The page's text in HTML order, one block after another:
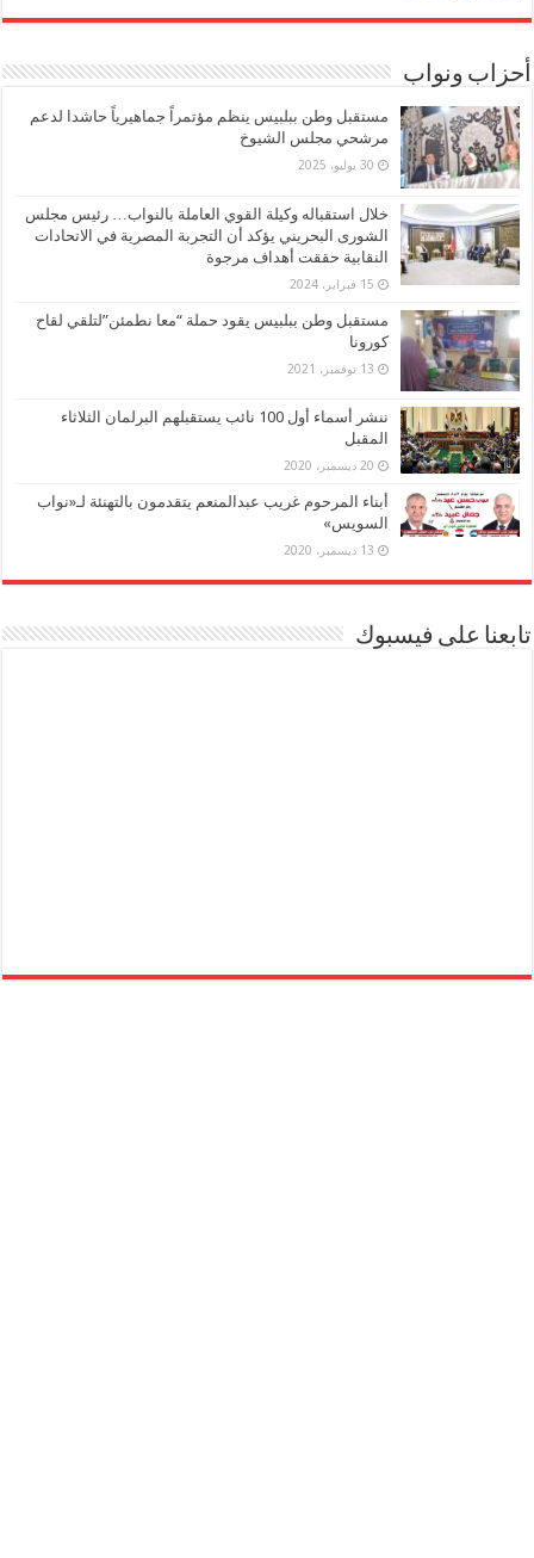
أحزاب ونواب
مستقبل وطن ببلبيس ينظم مؤتمراً جماهيرياً حاشدا لدعم
مرشحي مجلس الشيوخ
30 يوليو، 2025
خلال استقباله وكيلة القوي العاملة بالنواب… رئيس مجلس
الشورى البحريني يؤكد أن التجربة المصرية في الاتحادات
النقابية حققت أهداف مرجوة
15 فبراير، 2024
مستقبل وطن ببلبيس يقود حملة “معا نطمئن”لتلقي لقاح
كورونا
13 نوفمبر، 2021
ننشر أسماء أول 100 نائب يستقبلهم البرلمان الثلاثاء
المقبل
20 ديسمبر، 2020
أبناء المرحوم غريب عبدالمنعم يتقدمون بالتهنئة لـ«نواب
السويس»
13 ديسمبر، 2020
تابعنا على فيسبوك